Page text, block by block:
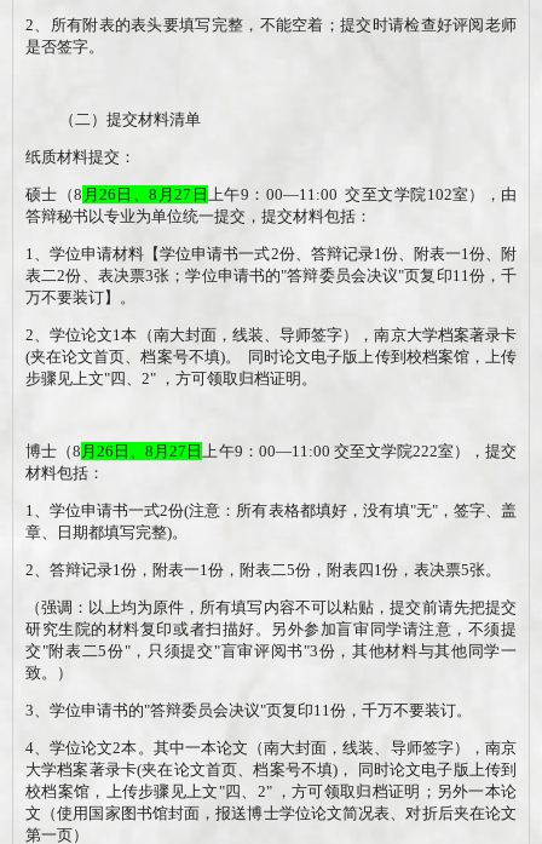
2、所有附表的表头要填写完整，不能空着；提交时请检查好评阅老师
是否签字。
（二）提交材料清单
纸质材料提交：
硕士（8 月26 日 、8月27日 上午9 ： 00—11:00交至文学院102室），由
答辩秘书以专业为单位统一提交，提交材料包括：
1、学位申请材料【学位申请书一式2份、答辩记录1份、附表一1份、附
表二2份、表决票3张；学位申请书的"答辩委员会决议"页复印11份，千
万不要装订】。
2、学位论文1本（南大封面，线装、导师签字），南京大学档案著录卡
(夹在论文首页、档案号不填)。
同时论文电子版上传到校档案馆，上传
步骤见上文"四、 2" ，方可领取归档证明。
博士（8 月26 日 、8月27日上午9 ： 00—11:00 交至文学院222室），提交
材料包括：
1、学位申请书一式2份(注意：所有表格都填好，没有填"无"，签字、盖
章、日期都填写完整)。
2、答辩记录1份，附表一1份，附表二5份，附表四1份，表决票5张。
（强调：以上均为原件，所有填写内容不可以粘贴，提交前请先把提交
研究生院的材料复印或者扫描好。另外参加盲审同学请注意，不须提
交"附表二5份"，只须提交"盲审评阅书"3份，其他材料与其他同学一
致。）
3、学位申请书的"答辩委员会决议"页复印11份，千万不要装订。
4、学位论文2本。其中一本论文（南大封面，线装、导师签字），南京
大学档案著录卡(夹在论文首页、档案号不填) ，
同时论文电子版上传到
校档案馆，上传步骤见上文"四、 2" ，方可领取归档证明；另外一本论
文（使用国家图书馆封面，报送博士学位论文简况表、对折后夹在论文
第一页）